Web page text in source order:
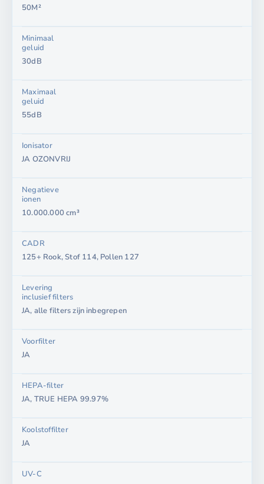
50M²
Minimaal
geluid
30dB
Maximaal
geluid
55dB
Ionisator
JA OZONVRIJ
Negatieve
ionen
10.000.000 cm³
CADR
125+ Rook, Stof 114, Pollen 127
Levering
inclusief filters
JA, alle filters zijn inbegrepen
Voorfilter
JA
HEPA-filter
JA, TRUE HEPA 99.97%
Koolstoffilter
JA
UV-C